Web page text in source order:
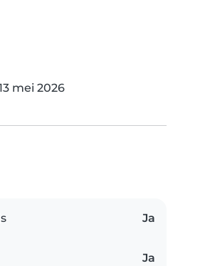
mei 2026
Ja
Ja